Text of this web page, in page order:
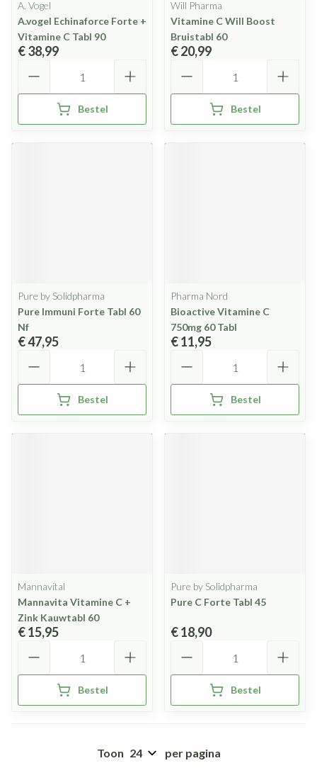
A. Vogel
A.vogel Echinaforce Forte +
Vitamine C Tabl 90
€ 38,99
Bestel
Will Pharma
Vitamine C Will Boost
Bruistabl 60
€ 20,99
Bestel
Pure by Solidpharma
Pure Immuni Forte Tabl 60
Nf
€ 47,95
Bestel
Pharma Nord
Bioactive Vitamine C
750mg 60 Tabl
€ 11,95
Bestel
Mannavital
Mannavita Vitamine C +
Zink Kauwtabl 60
€ 15,95
Bestel
Pure by Solidpharma
Pure C Forte Tabl 45
€ 18,90
Bestel
Toon per pagina